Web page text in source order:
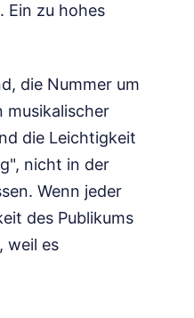
Ein zu hohes
die Nummer um
musikalischer
die Leichtigkeit
nicht in der
Wenn jeder
des Publikums
weil es